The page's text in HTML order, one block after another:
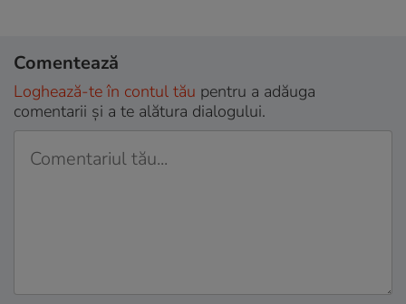
Comentează
Loghează-te în contul tău pentru a adăuga
comentarii și a te alătura dialogului.